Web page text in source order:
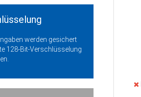
werden gesichert
128-Bit-Verschlüsselung